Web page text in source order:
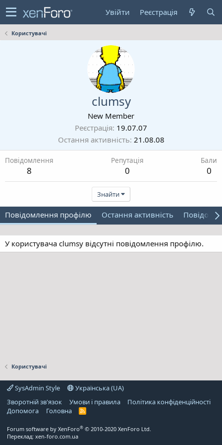
Увійти Реєстрація
Користувачі
clumsy
New Member
Реєстрація 19.07.07
Остання активність 21.08.08
Повідомлення
8
Репутація
0
Бали
0
Знайти
Повідомлення профілю Остання активність
У користувача clumsy відсутні повідомлення профілю.
Користувачі
SysAdmin Style
Українська (UA)
Зворотній зв'язок
Умови і правила
Політика конфіденційності
Дoпoмoга
Головна
R
Forum software by XenForo® © 2010-2020 XenForo Ltd.
Переклад: xen-foro.com.ua